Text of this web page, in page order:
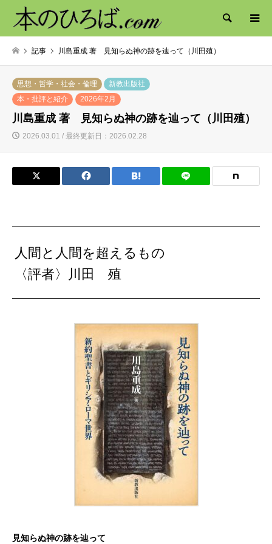
検索
記事 川島重成 著 見知らぬ神の跡を辿って（川田殖）
思想・哲学・社会・倫理
新教出版社
本・批評と紹介
2026年2月
川島重成 著 見知らぬ神の跡を辿って（川田殖）
2026.03.01 / 最終更新日：2026.02.28
人間と人間を超えるもの
〈評者〉川田 殖
見知らぬ神の跡を辿って